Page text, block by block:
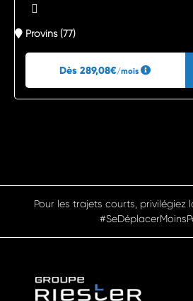
Provins (77)
Dès 289,08€/mois
Pensez à covoiturer